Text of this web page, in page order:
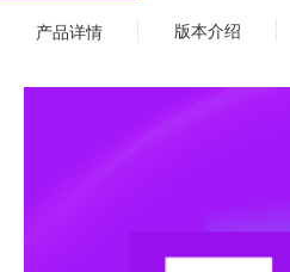
产品详情 版本介绍